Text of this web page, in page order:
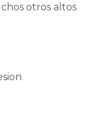
otros altos